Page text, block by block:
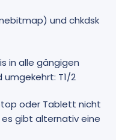
und chkdsk
in alle gängigen
T1/2
oder Tablett nicht
gibt alternativ eine